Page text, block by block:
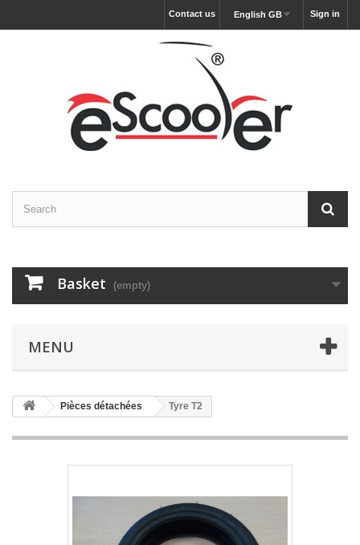
Sign in
English GB
Contact us
Basket (empty)
MENU
Pièces détachées Tyre T2